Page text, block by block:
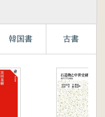
韓国書 古書